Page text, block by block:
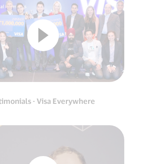
- Visa Everywhere